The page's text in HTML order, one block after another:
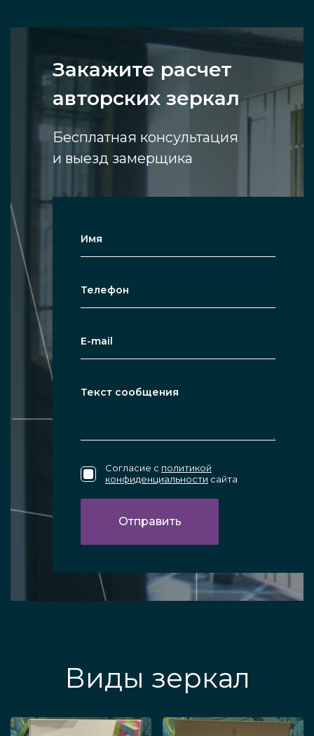
Закажите расчет
авторских зеркал
Бесплатная консультация
и выезд замерщика
Согласие с политикой
конфиденциальности сайта
Виды зеркал